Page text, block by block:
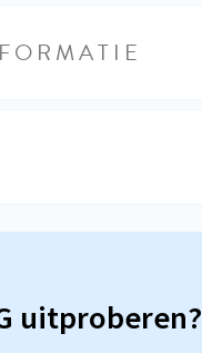
uitproberen?